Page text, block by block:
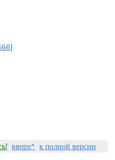
вверх^ к полной версии